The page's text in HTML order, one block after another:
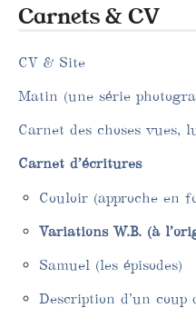
Carnets & CV
CV & Site
Matin (une série
Carnet des choses vues,
Carnet d’écritures
Couloir (approche en
Variations W.B. (à
Samuel (les épisodes)
Description d’un coup